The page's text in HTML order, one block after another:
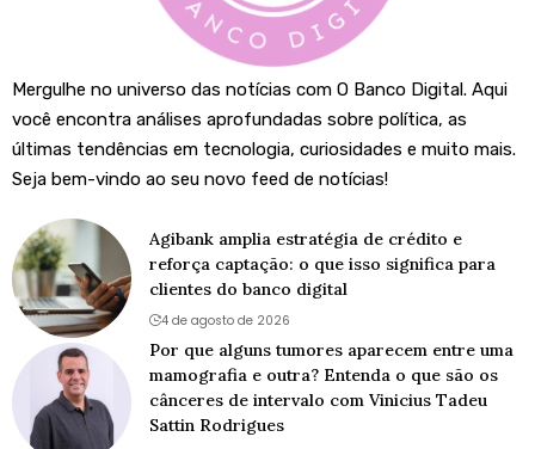
Mergulhe no universo das notícias com O Banco Digital. Aqui
você encontra análises aprofundadas sobre política, as
últimas tendências em tecnologia, curiosidades e muito mais.
Seja bem-vindo ao seu novo feed de notícias!
Agibank amplia estratégia de crédito e
reforça captação: o que isso significa para
clientes do banco digital
4 de agosto de 2026
Por que alguns tumores aparecem entre uma
mamografia e outra? Entenda o que são os
cânceres de intervalo com Vinicius Tadeu
Sattin Rodrigues